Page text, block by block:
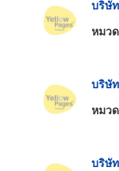
บริษั
หมว
บริษั
หมว
บริษั